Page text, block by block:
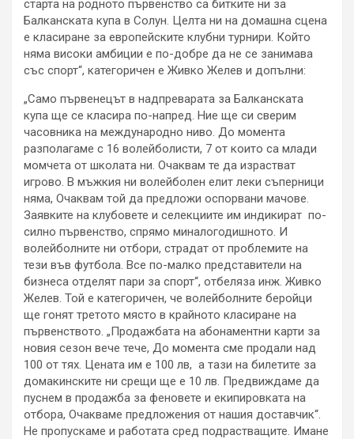
старта на родното първенство са битките ни за
Балканската купа в Солун. Целта ни на домашна сцена
е класиране за европейските клубни турнири. Който
няма високи амбиции е по-добре да не се занимава
със спорт“, категоричен е Живко Желев и допълни:
„Само първенецът в надпреварата за Балканската
купа ще се класира по-напред. Ние ще си сверим
часовника на международно ниво. До момента
разполагаме с 16 волейболисти, 7 от които са млади
момчета от школата ни. Очаквам те да израстват
игрово. В мъжкия ни волейболен елит леки съперници
няма, Очаквам той да предложи оспорвани мачове.
Заявките на клубовете и селекциите им индикират по-
силно първенство, спрямо миналогодишното. И
волейболните ни отбори, страдат от проблемите на
тези във футбола. Все по-малко представители на
бизнеса отделят пари за спорт“, отбеляза инж. Живко
Желев. Той е категоричен, че волейболните беройци
ще гонят третото място в крайното класиране на
първенството. „Продажбата на абонаментни карти за
новия сезон вече тече, До момента сме продали над
100 от тях. Цената им е 100 лв, а тази на билетите за
домакинските ни срещи ще е 10 лв. Предвиждаме да
пуснем в продажба за феновете и екипировката на
отбора, Очакваме предложения от нашия доставчик“.
Не пропускаме и работата сред подрастващите. Имане